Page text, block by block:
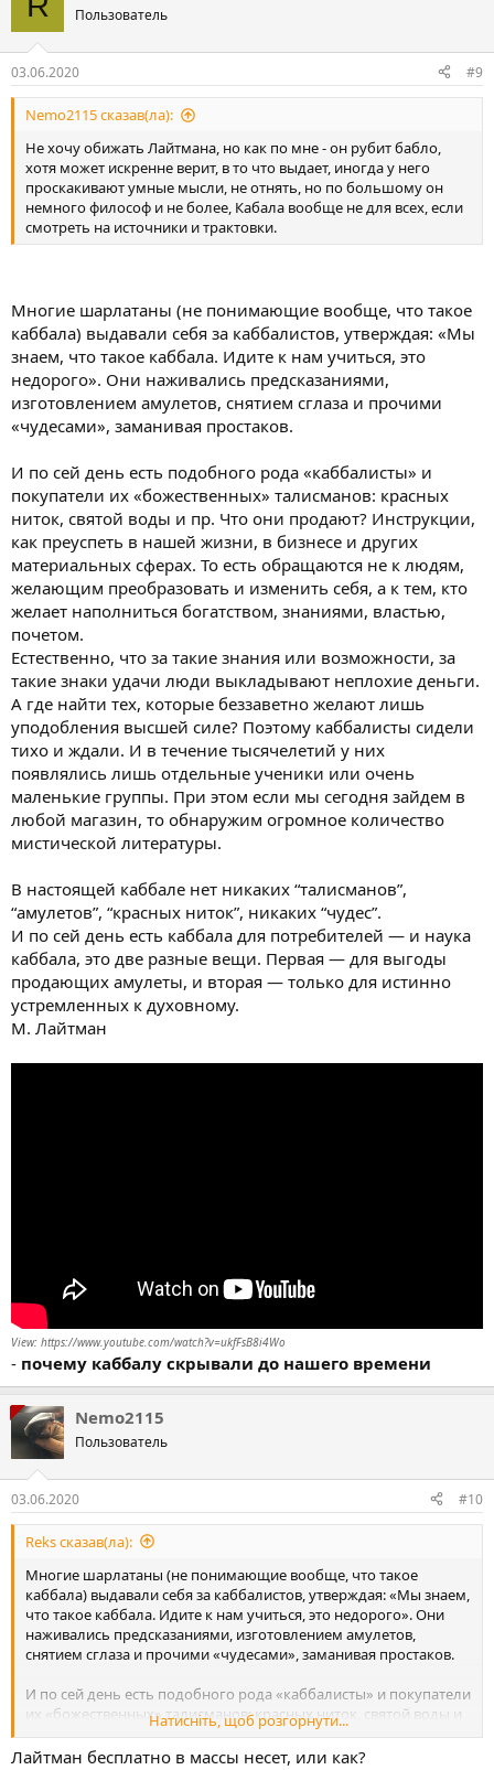
Пользователь
03.06.2020 #9
Nemo2115 сказав(ла):
Не хочу обижать Лайтмана, но как по мне - он рубит бабло,
хотя может искренне верит, в то что выдает, иногда у него
проскакивают умные мысли, не отнять, но по большому он
немного философ и не более, Кабала вообще не для всех, если
смотреть на источники и трактовки.
Многие шарлатаны (не понимающие вообще, что такое
каббала) выдавали себя за каббалистов, утверждая: «Мы
знаем, что такое каббала. Идите к нам учиться, это
недорого». Они наживались предсказаниями,
изготовлением амулетов, снятием сглаза и прочими
«чудесами», заманивая простаков.
И по сей день есть подобного рода «каббалисты» и
покупатели их «божественных» талисманов: красных
ниток, святой воды и пр. Что они продают? Инструкции,
как преуспеть в нашей жизни, в бизнесе и других
материальных сферах. То есть обращаются не к людям,
желающим преобразовать и изменить себя, а к тем, кто
желает наполниться богатством, знаниями, властью,
почетом.
Естественно, что за такие знания или возможности, за
такие знаки удачи люди выкладывают неплохие деньги.
А где найти тех, которые беззаветно желают лишь
уподобления высшей силе? Поэтому каббалисты сидели
тихо и ждали. И в течение тысячелетий у них
появлялись лишь отдельные ученики или очень
маленькие группы. При этом если мы сегодня зайдем в
любой магазин, то обнаружим огромное количество
мистической литературы.
В настоящей каббале нет никаких “талисманов”,
“амулетов”, “красных ниток”, никаких “чудес”.
И по сей день есть каббала для потребителей — и наука
каббала, это две разные вещи. Первая — для выгоды
продающих амулеты, и вторая — только для истинно
устремленных к духовному.
М. Лайтман
View: https://www.youtube.com/watch?v=ukfFsB8i4Wo
- почему каббалу скрывали до нашего времени
Nemo2115
Пользователь
03.06.2020 #10
Reks сказав(ла):
Многие шарлатаны (не понимающие вообще, что такое
каббала) выдавали себя за каббалистов, утверждая: «Мы знаем,
что такое каббала. Идите к нам учиться, это недорого». Они
наживались предсказаниями, изготовлением амулетов,
снятием сглаза и прочими «чудесами», заманивая простаков.
И по сей день есть подобного рода «каббалисты» и покупатели
их «божественных» талисманов: красных ниток, святой воды и
пр. Что они продают? Инструкции, как преуспеть в нашей
жизни, в бизнесе и других материальных сферах. То есть
Натисніть, щоб розгорнути...
Лайтман бесплатно в массы несет, или как?